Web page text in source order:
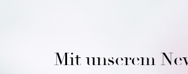
Mit unserem